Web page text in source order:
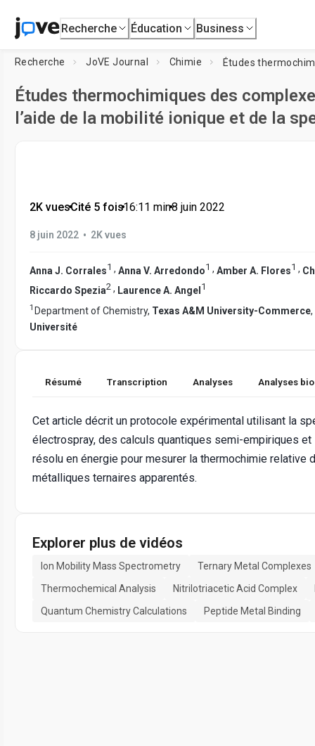
Recherche Éducation Business
Recherche JoVE Journal Chimie
Études thermochimiques des
l’aide de la mobilité ionique et de la
2K vues•Cité 5 fois•16:11 min•8 juin 2022
8 juin 2022 • 2K vues
Anna J. Corrales1 , Anna V. Arredondo1 , Amber A. Flores1 ,
Riccardo Spezia2 , Laurence A. Angel1
1 Department of Chemistry, Texas A&M University-Commerce,
Université
Résumé Transcription Analyses Analyses
Cet article décrit un protocole expérimental utilisant la
électrospray, des calculs quantiques semi-empiriques
résolu en énergie pour mesurer la thermochimie relative
métalliques ternaires apparentés.
Explorer plus de vidéos
Ion Mobility Mass Spectrometry
Ternary Metal Complexes
Thermochemical Analysis
Nitrilotriacetic Acid Complex
Quantum Chemistry Calculations
Peptide Metal Binding